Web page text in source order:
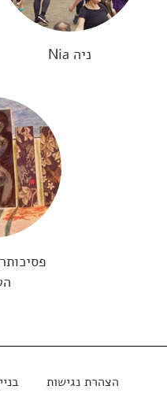
ניה Nia
הצהרת נגישות